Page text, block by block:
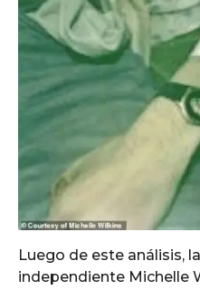
Luego de este análisis,
independiente Michelle